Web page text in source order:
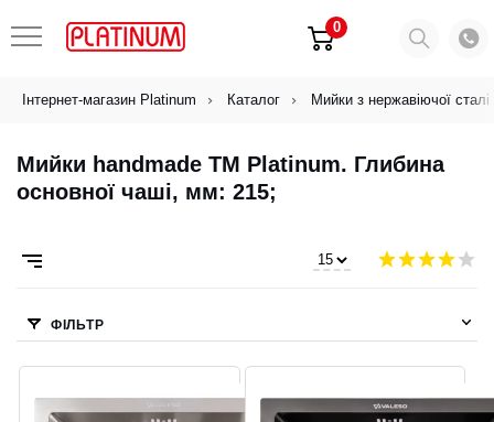
0
Інтернет-магазин Platinum Каталог Мийки з нержавіючої сталі
Мийки handmade ТМ Platinum. Глибина
основної чаші, мм: 215;
ФІЛЬТР